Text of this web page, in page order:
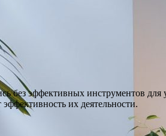
без эффективных инструментов
их деятельности.